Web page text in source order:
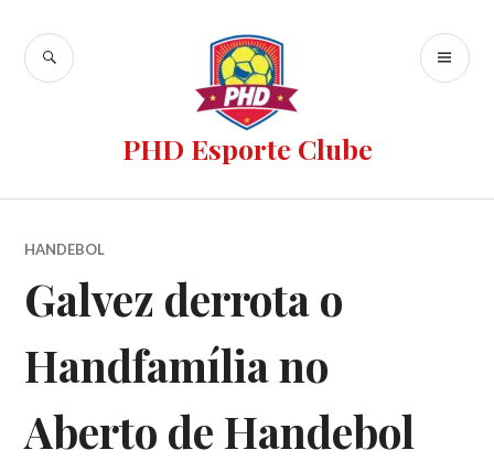
PHD Esporte Clube
HANDEBOL
Galvez derrota o
Handfamília no
Aberto de Handebol